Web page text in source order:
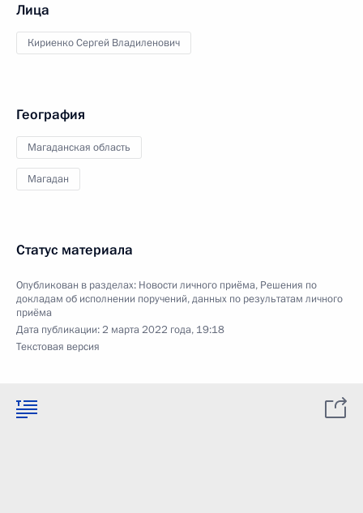
Лица
Кириенко Сергей Владиленович
География
Магаданская область
Магадан
Статус материала
Опубликован в разделах: Новости личного приёма, Решения по
докладам об исполнении поручений, данных по результатам личного
приёма
Дата публикации:2 марта 2022 года, 19:18
Текстовая версия